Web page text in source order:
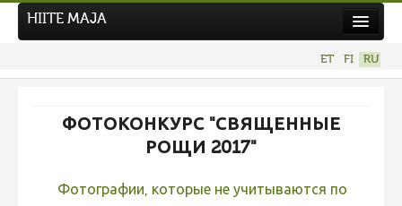
НОВЫЙ ФОТОКОНКУРС
Hiite kuvavõistlus 2026
Фотоконкурс 2025
HIITE MAJA
ET FI RU
ФОТОКОНКУРС "СВЯЩЕННЫЕ
РОЩИ 2017"
Фотографии, которые не учитываются по